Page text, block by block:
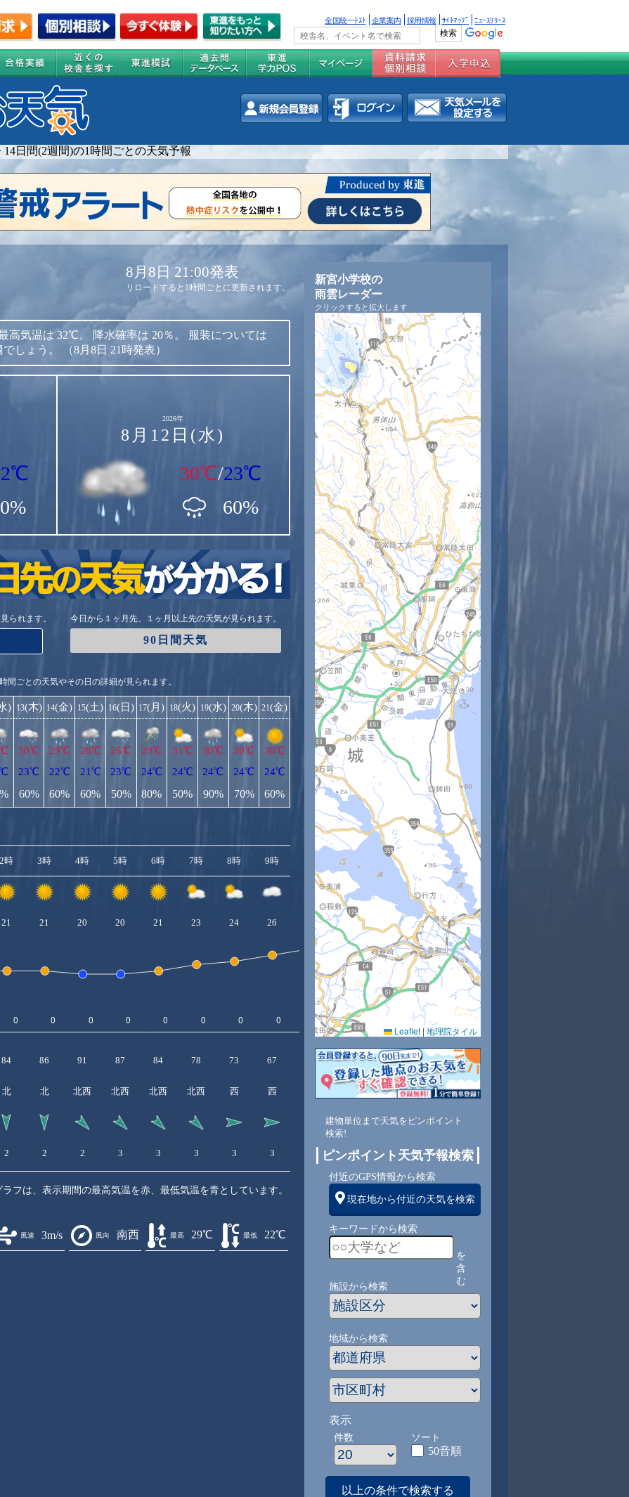
全国統一ﾃｽﾄ 企業案内 採用情報 ｻｲﾄﾏｯﾌﾟ ﾆｭｰｽﾘﾘｰｽ
14日間(2週間)の1時間ごとの天気予報
8月8日 21:00発表
リロードすると1時間ごとに更新されます。
高気温は 32℃。 降水確率は 20％。
服装については
しょう。
（8月8日 21時発表）
2026年
8月12日(水)
30℃/23℃
60%
られます。 今日から１ヶ月先、１ヶ月以上先の天気が見られます。
90日間天気
間ごとの天気やその日の詳細が見られます。
) 13(木)
30℃
23℃
60%
14(金)
29℃
22℃
60%
15(土)
28℃
21℃
60%
16(日)
26℃
23℃
50%
17(月)
29℃
24℃
80%
18(火)
31℃
24℃
50%
19(水)
30℃
24℃
90%
20(木)
30℃
24℃
70%
21(金)
30℃
24℃
60%
2時 3時 4時 5時 6時 7時 8時 9時 11時 12時 13時 14時
21 21 20 20 21 23 24 26 27 27
84 86 91 87 84 78 73 67 53 67 71 70
北 北 北西 北西 北西 北西 西 西 西 南西 南
2 2 2 3 3 3 3 3 3 3 3 3
フは、表示期間の最高気温を赤、最低気温を青としています。
風速 3m/s 風向 南西 最高 29℃ 最低 22℃
新宮小学校の
雨雲レーダー
クリックすると拡大します
Leaflet | 地理院タイル
建物単位まで天気をピンポイント
検索!
ピンポイント天気予報検索
付近のGPS情報から検索
現在地から付近の天気を検索
キーワードから検索
を
含
む
施設から検索
地域から検索
表示
件数 ソート
50音順
以上の条件で検索する